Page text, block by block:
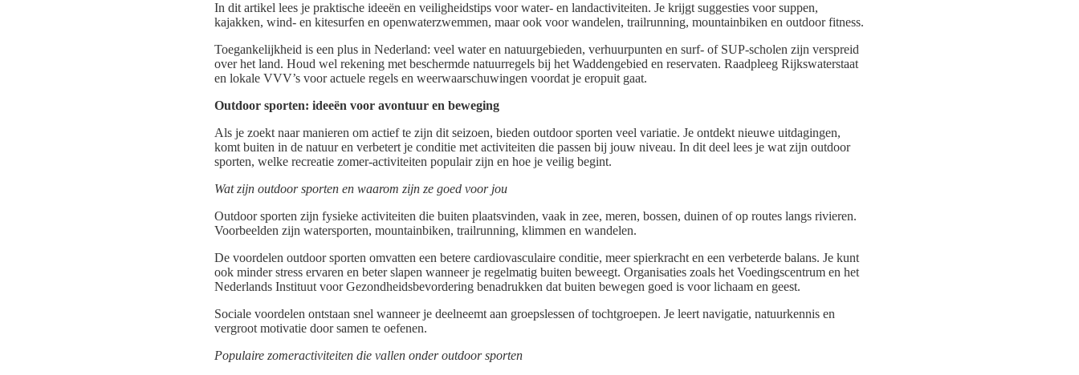
In dit artikel lees je praktische ideeën en veiligheidstips voor water- en landactiviteiten. Je krijgt suggesties voor suppen,
kajakken, wind- en kitesurfen en openwaterzwemmen, maar ook voor wandelen, trailrunning, mountainbiken en outdoor fitness.
Toegankelijkheid is een plus in Nederland: veel water en natuurgebieden, verhuurpunten en surf- of SUP-scholen zijn verspreid
over het land. Houd wel rekening met beschermde natuurregels bij het Waddengebied en reservaten. Raadpleeg Rijkswaterstaat
en lokale VVV’s voor actuele regels en weerwaarschuwingen voordat je eropuit gaat.
Outdoor sporten: ideeën voor avontuur en beweging
Als je zoekt naar manieren om actief te zijn dit seizoen, bieden outdoor sporten veel variatie. Je ontdekt nieuwe uitdagingen,
komt buiten in de natuur en verbetert je conditie met activiteiten die passen bij jouw niveau. In dit deel lees je wat zijn outdoor
sporten, welke recreatie zomer-activiteiten populair zijn en hoe je veilig begint.
Wat zijn outdoor sporten en waarom zijn ze goed voor jou
Outdoor sporten zijn fysieke activiteiten die buiten plaatsvinden, vaak in zee, meren, bossen, duinen of op routes langs rivieren.
Voorbeelden zijn watersporten, mountainbiken, trailrunning, klimmen en wandelen.
De voordelen outdoor sporten omvatten een betere cardiovasculaire conditie, meer spierkracht en een verbeterde balans. Je kunt
ook minder stress ervaren en beter slapen wanneer je regelmatig buiten beweegt. Organisaties zoals het Voedingscentrum en het
Nederlands Instituut voor Gezondheidsbevordering benadrukken dat buiten bewegen goed is voor lichaam en geest.
Sociale voordelen ontstaan snel wanneer je deelneemt aan groepslessen of tochtgroepen. Je leert navigatie, natuurkennis en
vergroot motivatie door samen te oefenen.
Populaire zomeractiviteiten die vallen onder outdoor sporten